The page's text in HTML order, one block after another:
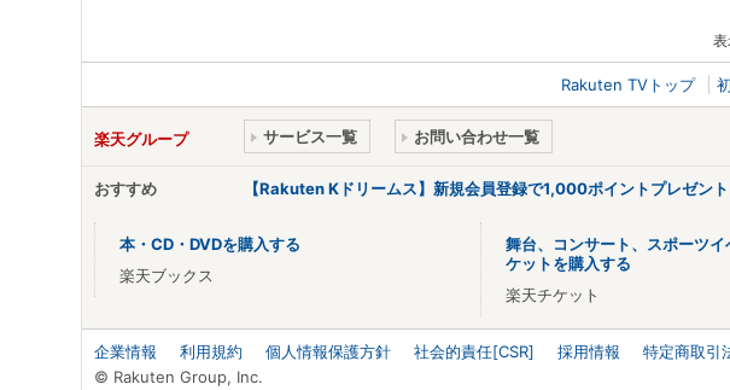
表
Rakuten TVトップ
楽天グループ サービス一覧 お問い合わせ一覧
おすすめ 【Rakuten Kドリームス】新規会員登録で1,000ポイントプレゼント
本・CD・DVDを購入する
楽天ブックス
舞台、コンサート、スポーツイ
ケットを購入する
楽天チケット
企業情報 利用規約 個人情報保護方針 社会的責任[CSR] 採用情報
特定商取引
© Rakuten Group, Inc.